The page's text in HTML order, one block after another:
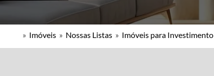
» Imóveis » Nossas Listas » Imóveis para Investimento